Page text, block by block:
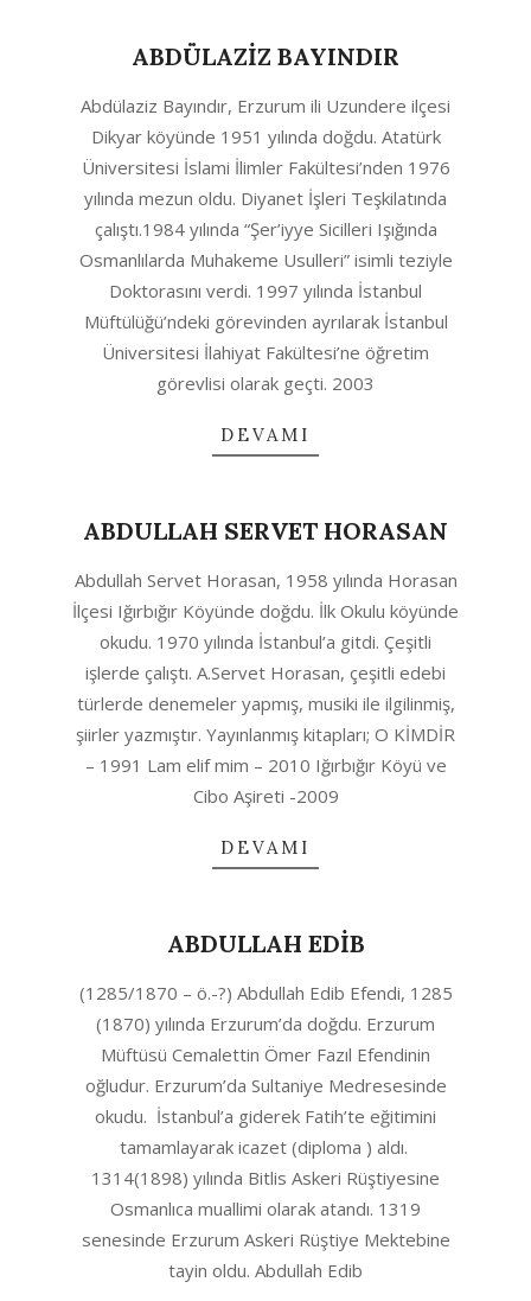
ABDÜLAZİZ BAYINDIR
10-
Abdülaziz Bayındır, Erzurum ili Uzundere ilçesi
Dikyar köyünde 1951 yılında doğdu. Atatürk
Üniversitesi İslami İlimler Fakültesi’nden 1976
yılında mezun oldu. Diyanet İşleri Teşkilatında
çalıştı.1984 yılında “Şer’iyye Sicilleri Işığında
Osmanlılarda Muhakeme Usulleri” isimli teziyle
Doktorasını verdi. 1997 yılında İstanbul
Müftülüğü’ndeki görevinden ayrılarak İstanbul
Üniversitesi İlahiyat Fakültesi’ne öğretim
görevlisi olarak geçti. 2003
DEVAMI
ABDULLAH SERVET HORASAN
10-
06
Abdullah Servet Horasan, 1958 yılında Horasan
İlçesi Iğırbığır Köyünde doğdu. İlk Okulu köyünde
okudu. 1970 yılında İstanbul’a gitdi. Çeşitli
işlerde çalıştı. A.Servet Horasan, çeşitli edebi
türlerde denemeler yapmış, musiki ile ilgilinmiş,
şiirler yazmıştır. Yayınlanmış kitapları; O KİMDİR
– 1991 Lam elif mim – 2010 Iğırbığır Köyü ve
Cibo Aşireti -2009
DEVAMI
ABDULLAH EDİB
10-
(1285/1870 – ö.-?) Abdullah Edib Efendi, 1285
(1870) yılında Erzurum’da doğdu. Erzurum
Müftüsü Cemalettin Ömer Fazıl Efendinin
oğludur. Erzurum’da Sultaniye Medresesinde
okudu. İstanbul’a giderek Fatih’te eğitimini
tamamlayarak icazet (diploma ) aldı.
1314(1898) yılında Bitlis Askeri Rüştiyesine
Osmanlıca muallimi olarak atandı. 1319
senesinde Erzurum Askeri Rüştiye Mektebine
tayin oldu. Abdullah Edib